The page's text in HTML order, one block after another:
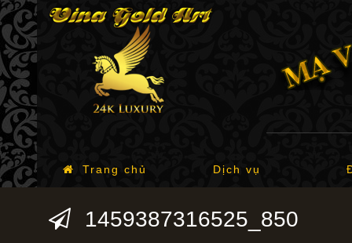
Trang chủ Dịch vụ
1459387316525_850